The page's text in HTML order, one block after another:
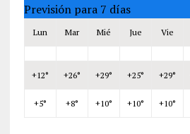
Previsión para 7 días
Lun Mar Mié Jue Vie
+12° +26° +29° +25° +29°
+5° +8° +10° +10° +10°